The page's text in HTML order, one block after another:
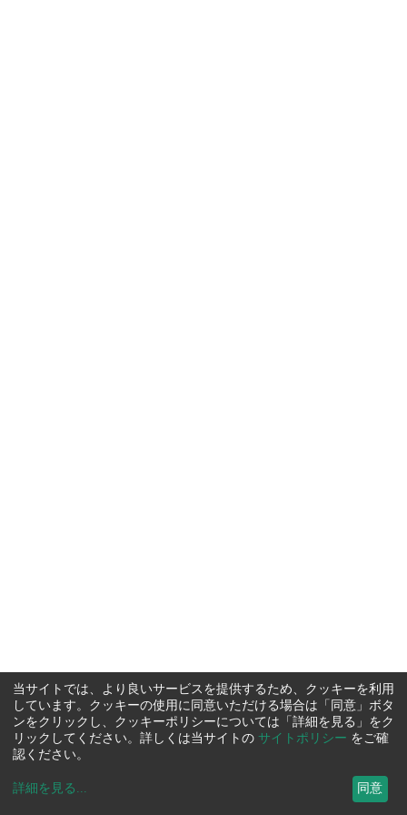
当サイトでは、より良いサービスを提供するため、クッキーを利用
しています。クッキーの使用に同意いただける場合は「同意」ボタ
ンをクリックし、クッキーポリシーについては「詳細を見る」をク
リックしてください。詳しくは当サイトの サイトポリシー をご確
認ください。
詳細を見る ... 同意